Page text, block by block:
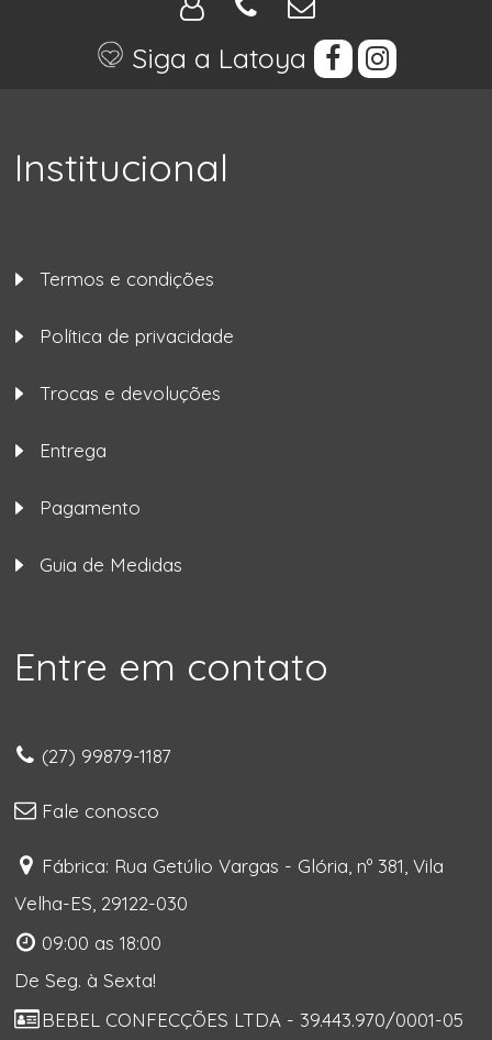
Siga a Latoya
Institucional
Termos e condições
Política de privacidade
Trocas e devoluções
Entrega
Pagamento
Guia de Medidas
Entre em contato
(27) 99879-1187
Fale conosco
Fábrica: Rua Getúlio Vargas - Glória, nº 381, Vila
Velha-ES, 29122-030
09:00 as 18:00
De Seg. à Sexta!
BEBEL CONFECÇÕES LTDA - 39.443.970/0001-05